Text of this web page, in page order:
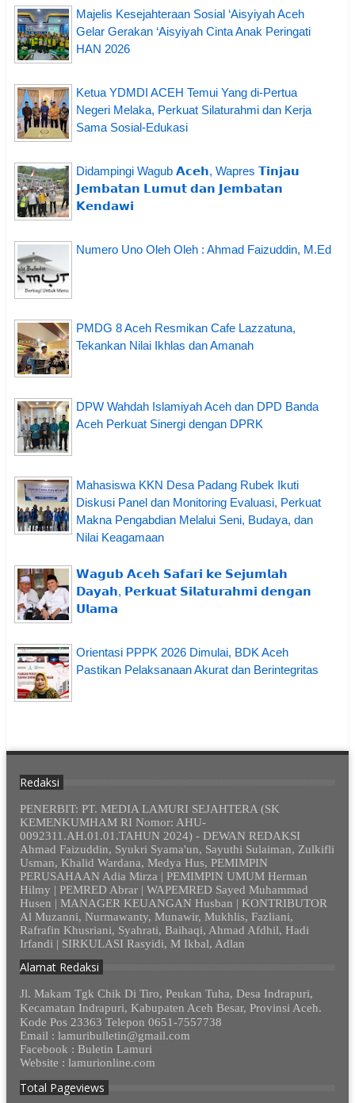
Majelis Kesejahteraan Sosial ‘Aisyiyah Aceh
Gelar Gerakan ‘Aisyiyah Cinta Anak Peringati
HAN 2026
Ketua YDMDI ACEH Temui Yang di-Pertua
Negeri Melaka, Perkuat Silaturahmi dan Kerja
Sama Sosial-Edukasi
Didampingi Wagub 𝗔𝗰𝗲𝗵, Wapres 𝗧𝗶𝗻𝗷𝗮𝘂
𝗝𝗲𝗺𝗯𝗮𝘁𝗮𝗻 𝗟𝘂𝗺𝘂𝘁 𝗱𝗮𝗻 𝗝𝗲𝗺𝗯𝗮𝘁𝗮𝗻
𝗞𝗲𝗻𝗱𝗮𝘄𝗶
Numero Uno Oleh Oleh : Ahmad Faizuddin, M.Ed
PMDG 8 Aceh Resmikan Cafe Lazzatuna,
Tekankan Nilai Ikhlas dan Amanah
DPW Wahdah Islamiyah Aceh dan DPD Banda
Aceh Perkuat Sinergi dengan DPRK
Mahasiswa KKN Desa Padang Rubek Ikuti
Diskusi Panel dan Monitoring Evaluasi, Perkuat
Makna Pengabdian Melalui Seni, Budaya, dan
Nilai Keagamaan
𝗪𝗮𝗴𝘂𝗯 𝗔𝗰𝗲𝗵 𝗦𝗮𝗳𝗮𝗿𝗶 𝗸𝗲 𝗦𝗲𝗷𝘂𝗺𝗹𝗮𝗵
𝗗𝗮𝘆𝗮𝗵, 𝗣𝗲𝗿𝗸𝘂𝗮𝘁 𝗦𝗶𝗹𝗮𝘁𝘂𝗿𝗮𝗵𝗺𝗶 𝗱𝗲𝗻𝗴𝗮𝗻
𝗨𝗹𝗮𝗺𝗮
Orientasi PPPK 2026 Dimulai, BDK Aceh
Pastikan Pelaksanaan Akurat dan Berintegritas
Redaksi
PENERBIT: PT. MEDIA LAMURI SEJAHTERA (SK
KEMENKUMHAM RI Nomor: AHU-
0092311.AH.01.01.TAHUN 2024) - DEWAN REDAKSI
Ahmad Faizuddin, Syukri Syama'un, Sayuthi Sulaiman, Zulkifli
Usman, Khalid Wardana, Medya Hus, PEMIMPIN
PERUSAHAAN Adia Mirza | PEMIMPIN UMUM Herman
Hilmy | PEMRED Abrar | WAPEMRED Sayed Muhammad
Husen | MANAGER KEUANGAN Husban | KONTRIBUTOR
Al Muzanni, Nurmawanty, Munawir, Mukhlis, Fazliani,
Rafrafin Khusriani, Syahrati, Baihaqi, Ahmad Afdhil, Hadi
Irfandi | SIRKULASI Rasyidi, M Ikbal, Adlan
Alamat Redaksi
Jl. Makam Tgk Chik Di Tiro, Peukan Tuha, Desa Indrapuri,
Kecamatan Indrapuri, Kabupaten Aceh Besar, Provinsi Aceh.
Kode Pos 23363 Telepon 0651-7557738
Email : lamuribulletin@gmail.com
Facebook : Buletin Lamuri
Website : lamurionline.com
Total Pageviews